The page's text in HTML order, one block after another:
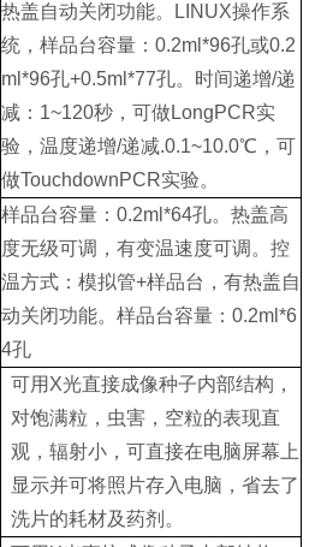
热盖自动关闭功能。LINUX操作系
统，样品台容量：0.2ml*96孔或0.2
ml*96孔+0.5ml*77孔。时间递增/递
减：1~120秒，可做LongPCR实
验，温度递增/递减.0.1~10.0℃，可
做TouchdownPCR实验。
样品台容量：0.2ml*64孔。热盖高
度无级可调，有变温速度可调。控
温方式：模拟管+样品台，有热盖自
动关闭功能。样品台容量：0.2ml*6
4孔
可用X光直接成像种子内部结构，
对饱满粒，虫害，空粒的表现直
观，辐射小，可直接在电脑屏幕上
显示并可将照片存入电脑，省去了
洗片的耗材及药剂。